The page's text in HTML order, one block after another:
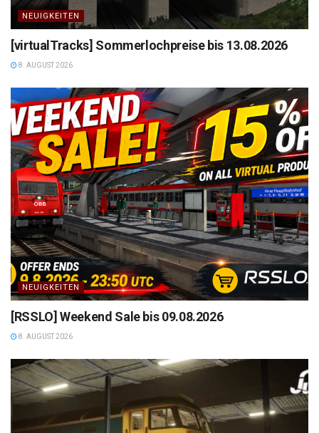
NEUIGKEITEN
[virtualTracks] Sommerlochpreise bis 13.08.2026
8. AUGUST 2026
NEUIGKEITEN
[RSSLO] Weekend Sale bis 09.08.2026
8. AUGUST 2026